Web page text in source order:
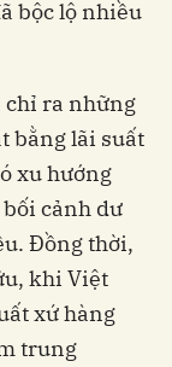
bộc lộ nhiều
chỉ ra những
bằng lãi suất
xu hướng
cảnh dư
Đồng thời,
khi Việt
xứ hàng
trung